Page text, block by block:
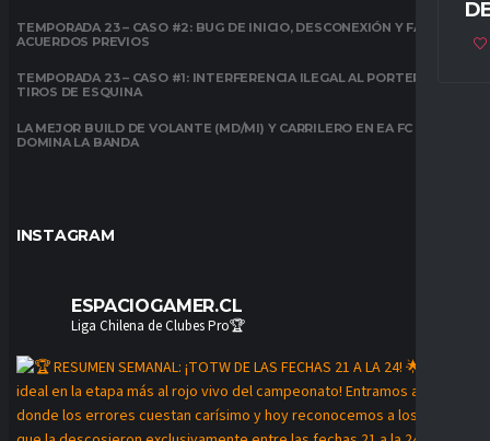
TEMPORADA 23 – CASO #2: BUG DE INICIO, DESCONEXIÓN Y FALTA DE
ACUERDOS PREVIOS
TEMPORADA 23 – CASO #1: INTERFERENCIA ILEGAL AL PORTERO EN
TIROS DE ESQUINA
LA MEJOR BUILD DE VOLANTE (MD/MI) Y CARRILERO EN EA FC 26:
DOMINA LA BANDA
INSTAGRAM
ESPACIOGAMER.CL
Liga Chilena de Clubes Pro🏆